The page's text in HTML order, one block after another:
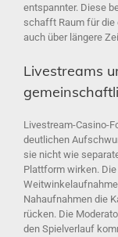
entspannter. Diese
schafft Raum für die
auch über längere
Livestreams
Livestream-Casino-
deutlichen
sie nicht wie
Plattform wirken.
Nahaufnahmen die
rücken. Die
den Spielverlauf